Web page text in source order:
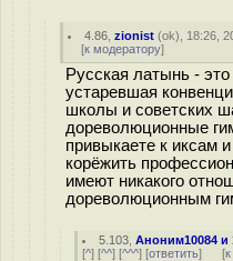
4.86 ,zionist (ok), 18:26,
[к модератору]
Русская латынь -
устаревшая
школы и советских
дореволюционные
привыкаете к иксам
корёжить
имеют никакого
дореволюционным
5.103 ,Аноним10084 и
[^] [^^] [^^^] [ответить] [